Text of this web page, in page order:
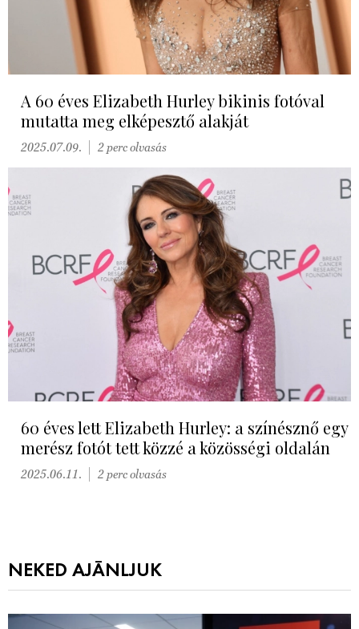
A 60 éves Elizabeth Hurley bikinis fotóval
mutatta meg elképesztő alakját
2025.07.09. 2 perc olvasás
60 éves lett Elizabeth Hurley: a színésznő egy
merész fotót tett közzé a közösségi oldalán
2025.06.11. 2 perc olvasás
NEKED AJÁNLJUK